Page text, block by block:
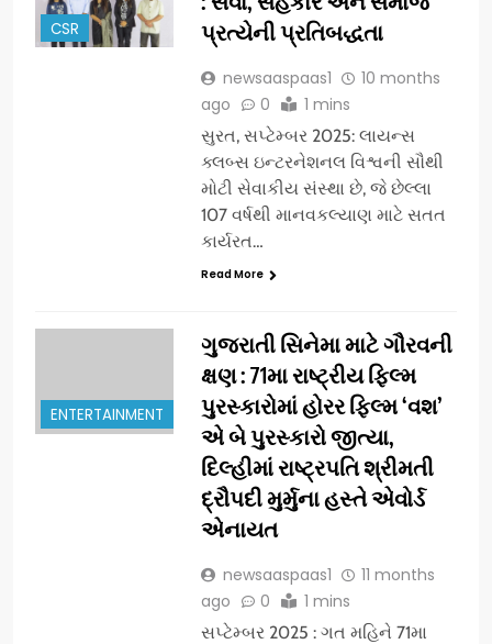
CSR
પ્રત્યેની પ્રતિબદ્ધતા
newsaaspaas1
10 months
ago
0 1 mins
સુરત, સપ્ટેમ્બર 2025: લાયન્સ
ક્લબ્સ ઇન્ટરનેશનલ વિશ્વની સૌથી
મોટી સેવાકીય સંસ્થા છે, જે છેલ્લા
107 વર્ષથી માનવકલ્યાણ માટે સતત
કાર્યરત…
Read More
ENTERTAINMENT
ગુજરાતી સિનેમા માટે ગૌરવની
ક્ષણ : 71મા રાષ્ટ્રીય ફિલ્મ
પુરસ્કારોમાં હોરર ફિલ્મ ‘વશ’
એ બે પુરસ્કારો જીત્યા,
દિલ્હીમાં રાષ્ટ્રપતિ શ્રીમતી
દ્રૌપદી મુર્મુના હસ્તે એવોર્ડ
એનાયત
newsaaspaas1
11 months
ago
0 1 mins
સપ્ટેમ્બર 2025 : ગત મહિને 71મા